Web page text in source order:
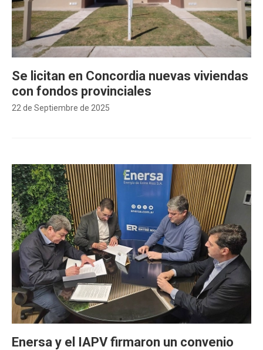
22 de Septiembre de 2025
Se licitan en Concordia nuevas viviendas
con fondos provinciales
Enersa y el IAPV firmaron un convenio